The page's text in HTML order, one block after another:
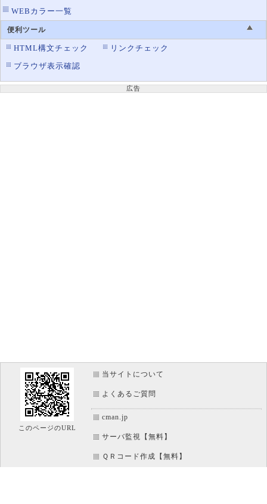
WEBカラー一覧
便利ツール
HTML構文チェック
リンクチェック
ブラウザ表示確認
広告
このページのURL
当サイトについて
よくあるご質問
cman.jp
サーバ監視【無料】
ＱＲコード作成【無料】